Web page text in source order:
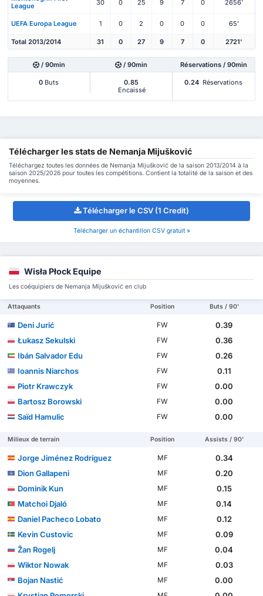
League
30 0 25 9 7 0 2656'
UEFA Europa League 1 0 2 0 0 0 65'
Total 2013/2014 31 0 27 9 7 0 2721'
/ 90min / 90min Réservations / 90min
0 Buts
0.85
Encaissé
0.24 Réservations
Télécharger les stats de Nemanja Mijušković
Téléchargez toutes les données de Nemanja Mijušković de la saison 2013/2014 à la
saison 2025/2026 pour toutes les compétitions. Contient la totalité de la saison et des
moyennes.
Télécharger le CSV (1 Credit)
Télécharger un échantillon CSV gratuit »
Wisła Płock Equipe
Les coéquipiers de Nemanja Mijušković en club
Attaquants Position Buts / 90'
Deni Jurić FW
0.39
Łukasz Sekulski
FW
0.36
Ibán Salvador Edu
FW
0.26
Ioannis Niarchos
FW
0.11
Piotr Krawczyk
FW
0.00
Bartosz Borowski
FW
0.00
Saïd Hamulic
FW 0.00
Milieux de terrain Position Assists / 90'
Jorge Jiménez Rodríguez MF
0.34
Dion Gallapeni
MF
0.20
Dominik Kun
MF
0.15
Matchoi Djaló
MF
0.14
Daniel Pacheco Lobato
MF
0.12
Kevin Custovic
MF
0.09
Žan Rogelj
MF
0.04
Wiktor Nowak
MF
0.03
Bojan Nastić
MF
0.00